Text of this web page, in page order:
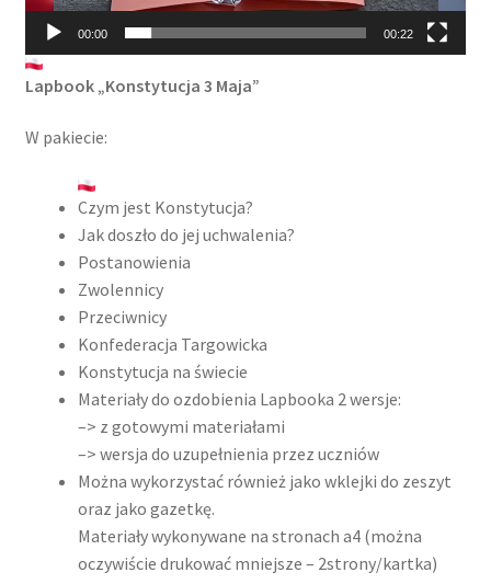
00:00 00:22
Lapbook „Konstytucja 3 Maja”
W pakiecie:
Czym jest Konstytucja?
Jak doszło do jej uchwalenia?
Postanowienia
Zwolennicy
Przeciwnicy
Konfederacja Targowicka
Konstytucja na świecie
Materiały do ozdobienia Lapbooka 2 wersje:
–> z gotowymi materiałami
–> wersja do uzupełnienia przez uczniów
Można wykorzystać również jako wklejki do zeszyt
oraz jako gazetkę.
Materiały wykonywane na stronach a4 (można
oczywiście drukować mniejsze – 2strony/kartka)